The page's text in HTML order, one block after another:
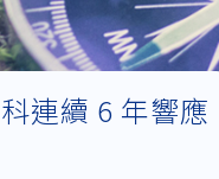
連續 6 年響應